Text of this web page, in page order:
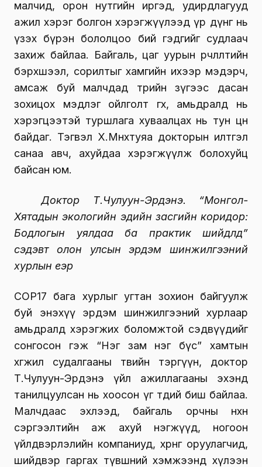
малчид, орон нутгийн иргэд, удирдлагууд
ажил хэрэг болгон хэрэгжүүлээд үр дүнг нь
үзэх бүрэн бололцоо бий гэдгийг судлаач
захиж байлаа. Байгаль, цаг уурын өөрчлөлтийн
бэрхшээл, сорилтыг хамгийн ихээр мэдэрч,
амсаж буй малчдад төрийн зүгээс дасан
зохицох мэдлэг ойлголт өгөх, амьдралд нь
хэрэгцээтэй туршлага хуваалцах нь тун цөөн
байдаг. Тэгвэл Х.Мөнхтуяа докторын илтгэл
санаа авч, ахуйдаа хэрэгжүүлж болохуйц
байсан юм.
Доктор Т.Чулуун-Эрдэнэ. “Монгол-
Хятадын экологийн эдийн засгийн коридор:
Бодлогын уялдаа ба практик шийдлүүд”
сэдэвт олон улсын эрдэм шинжилгээний
хурлын үеэр
СОР17 бага хурлыг угтан зохион байгуулж
буй энэхүү эрдэм шинжилгээний хурлаар
амьдралд хэрэгжих боломжтой сэдвүүдийг
сонгосон гэж “Нэг зам нэг бүс” хамтын
хөгжил судалгааны төвийн тэргүүн, доктор
Т.Чулуун-Эрдэнэ үйл ажиллагааны эхэнд
танилцуулсан нь хоосон үг төдий биш байлаа.
Малчдаас эхлээд, байгаль орчны нөхөн
сэргээлтийн аж ахуй нэгжүүд, ногоон
үйлдвэрлэлийн компаниуд, хөрөнгө оруулагчид,
шийдвэр гаргах түвшний хэмжээнд хүлээн